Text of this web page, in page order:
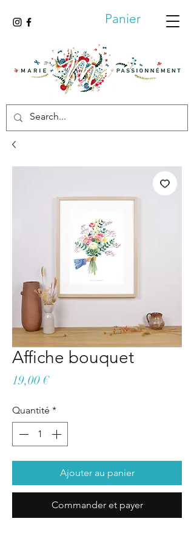
Panier
Affiche bouquet
19,00 €Prix
Quantité *
Ajouter au panier
Commander et payer